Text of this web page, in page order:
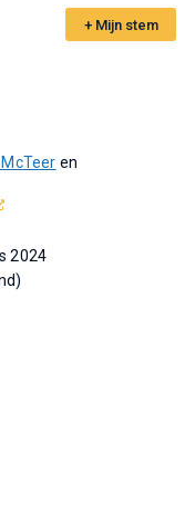
+ Mijn stem
en
2024